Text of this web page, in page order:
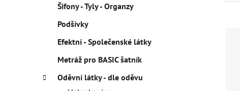
Šifony - Tyly - Organzy
Podšívky
Efektní - Společenské látky
Metráž pro BASIC šatník
Oděvní látky - dle oděvu